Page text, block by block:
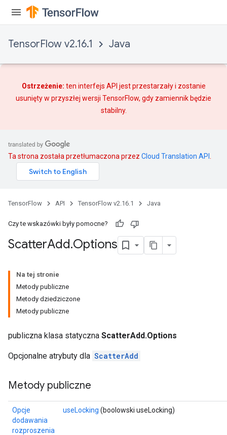
TensorFlow v2.16.1 Java
Ostrzeżenie: ten interfejs API jest przestarzały i zostanie
usunięty w przyszłej wersji TensorFlow, gdy zamiennik będzie
stabilny.
Ta strona została przetłumaczona przez Cloud Translation API
TensorFlow API TensorFlow v2.16.1 Java
Czy te wskazówki były pomocne?
ScatterAdd.Options
Na tej stronie
Metody publiczne
Metody dziedziczone
Metody publiczne
publiczna klasa statyczna ScatterAdd.Options
Opcjonalne atrybuty dla ScatterAdd
Metody publiczne
Opcje
dodawania
rozproszenia
useLocking (boolowski useLocking)